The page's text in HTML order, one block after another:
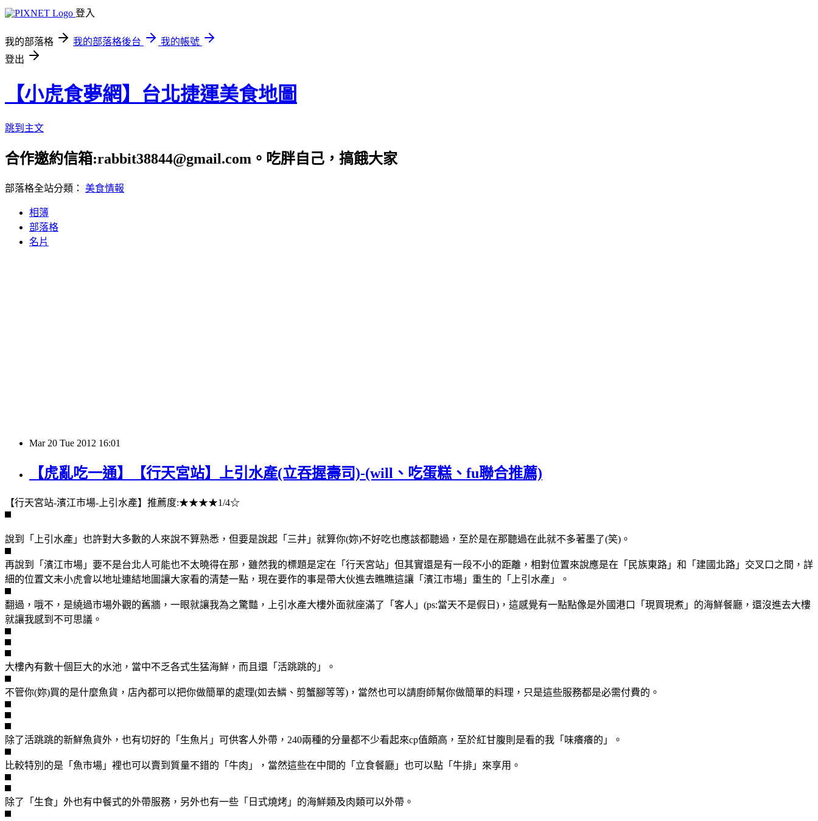
登入
我的部落格 我的部落格後台
我的帳號
登出
【小虎食夢網】台北捷運美食地圖
跳到主文
合作邀約信箱:rabbit38844@gmail.com。吃胖自己，搞餓大家
部落格全站分類： 美食情報
相簿
部落格
名片
Mar 20 Tue 2012 16:01
【虎亂吃一通】【行天宮站】上引水產(立吞握壽司)-(will、吃蛋糕、fu聯合推薦)
【行天宮站-濱江市場-上引水產】推薦度:★★★★1/4☆
說到「上引水產」也許對大多數的人來說不算熟悉，但要是說起「三井」就算你(妳)不好吃也應該都聽過，至於是在那聽過在此就不多著墨了(笑)。
再說到「濱江市場」要不是台北人可能也不太曉得在那，雖然我的標題是定在「行天宮站」但其實還是有一段不小的距離，相對位置來說應是在「民族東路」和「建國北路」交叉口之間，詳
細的位置文未小虎會以地址連結地圖讓大家看的清楚一點，現在要作的事是帶大伙進去瞧瞧這讓「濱江市場」重生的「上引水產」。
翻過，哦不，是繞過市場外觀的舊牆，一眼就讓我為之驚豔，上引水產大樓外面就座滿了「客人」(ps:當天不是假日)，這感覺有一點點像是外國港口「現買現煮」的海鮮餐廳，還沒進去大樓
就讓我感到不可思議。
大樓內有數十個巨大的水池，當中不乏各式生猛海鮮，而且還「活跳跳的」。
不管你(妳)買的是什麼魚貨，店內都可以把你做簡單的處理(如去鱗、剪蟹腳等等)，當然也可以請廚師幫你做簡單的料理，只是這些服務都是必需付費的。
除了活跳跳的新鮮魚貨外，也有切好的「生魚片」可供客人外帶，240兩種的分量都不少看起來cp值頗高，至於紅甘腹則是看的我「味癢癢的」。
比較特別的是「魚市場」裡也可以賣到質量不錯的「牛肉」，當然這些在中間的「立食餐廳」也可以點「牛排」來享用。
除了「生食」外也有中餐式的外帶服務，另外也有一些「日式燒烤」的海鮮類及肉類可以外帶。